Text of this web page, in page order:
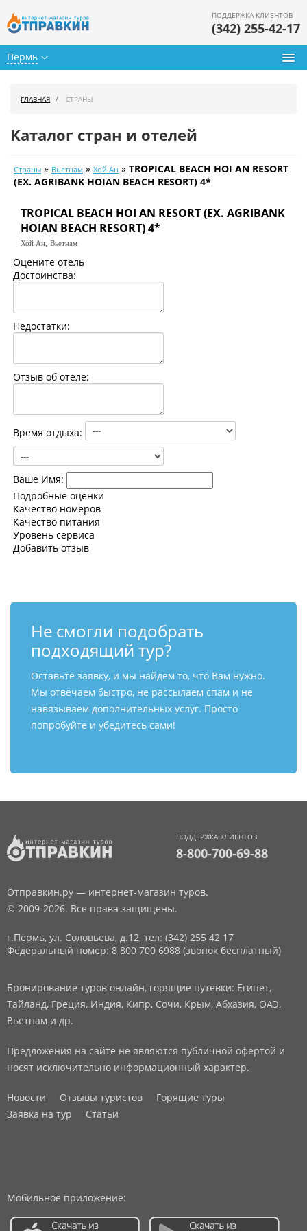
Пермь
ПОДДЕРЖКА КЛИЕНТОВ
(342) 255-42-17
Календарь туров
Страны
Как купить
Контакты
ГЛАВНАЯ СТРАНЫ
Каталог стран и отелей
Страны » Вьетнам » Хой Ан » TROPICAL BEACH HOI AN RESORT
(EX. AGRIBANK HOIAN BEACH RESORT) 4*
TROPICAL BEACH HOI AN RESORT (EX. AGRIBANK
HOIAN BEACH RESORT) 4*
Хой Ан, Вьетнам
Оцените отель
Достоинства:
Недостатки:
Отзыв об отеле:
Время отдыха:
Ваше Имя:
Подробные оценки
Качество номеров
Качество питания
Уровень сервиса
Добавить отзыв
Не смогли подобрать
подходящий тур?
Оставьте заявку, и мы найдем то, что Вам нужно.
Мы отвечаем быстро, не рассылаем спам и не
навязываем дополнительных услуг. Просто
попробуйте и убедитесь сами!
ПОДДЕРЖКА КЛИЕНТОВ
8-800-700-69-88
Отправкин.ру — интернет-магазин туров.
© 2009-2026. Все права защищены.
г.Пермь, ул. Соловьева, д.12, тел: (342) 255 42 17
Федеральный номер: 8 800 700 6988 (звонок бесплатный)
Бронирование туров онлайн, горящие путевки: Египет,
Тайланд, Греция, Индия, Кипр, Сочи, Крым, Абхазия, ОАЭ,
Вьетнам и др.
Предложения на сайте не являются публичной офертой и
носят исключительно информационный характер.
Новости Отзывы туристов
Горящие туры
Заявка на тур
Статьи
Мобильное приложение: